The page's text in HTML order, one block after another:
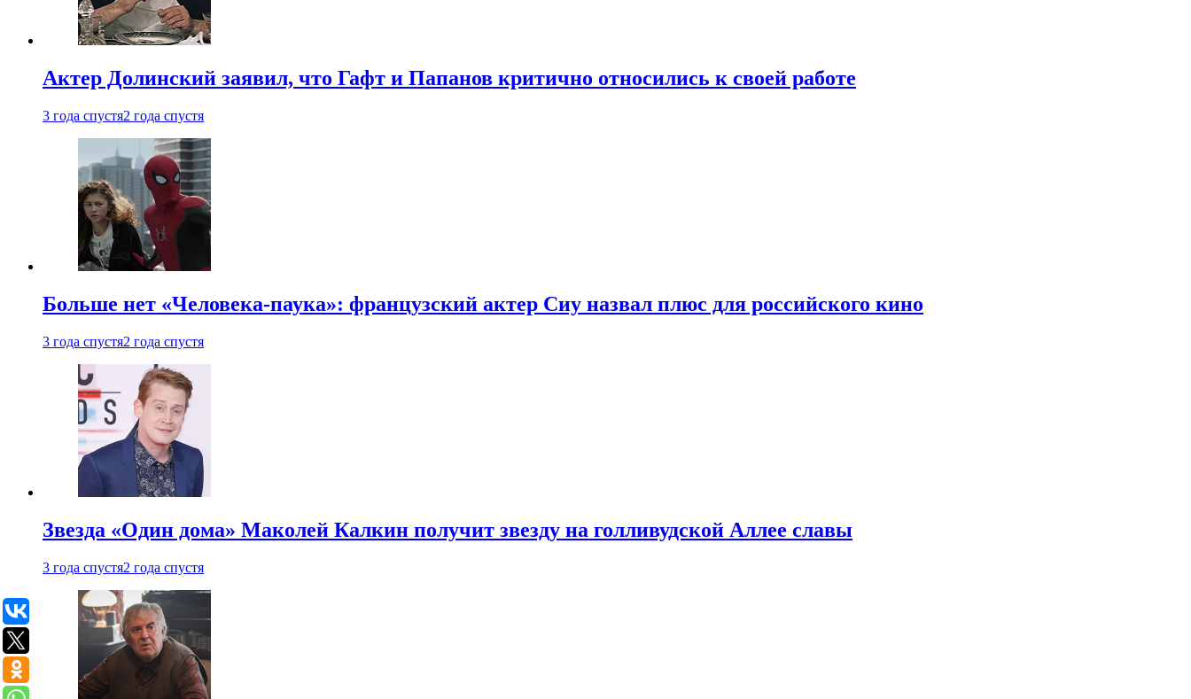
Актер Долинский заявил, что Гафт и Папанов критично относились к своей работе
3 года спустя2 года спустя
Больше нет «Человека-паука»: французский актер Сиу назвал плюс для российского кино
3 года спустя2 года спустя
Звезда «Один дома» Маколей Калкин получит звезду на голливудской Аллее славы
3 года спустя2 года спустя